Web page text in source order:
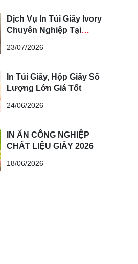
Nâng Tầm Thương Hiệu
Dịch Vụ In Túi Giấy Ivory
Chuyên Nghiệp Tại
23/07/2026
In Túi Giấy, Hộp Giấy Số
Lượng Lớn Giá Tốt
24/06/2026
IN ẤN CÔNG NGHIỆP
CHẤT LIỆU GIẤY 2026
18/06/2026